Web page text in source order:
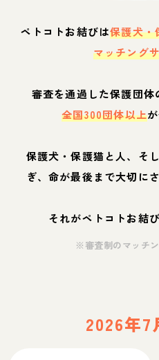
ペトコトお結びは保護犬・
マッチング
審査を通過した保護団体
全国300団体以上
保護犬・保護猫と人、そ
ぎ、命が最後まで大切に
それがペトコトお結
※審査制のマッチ
2026年7